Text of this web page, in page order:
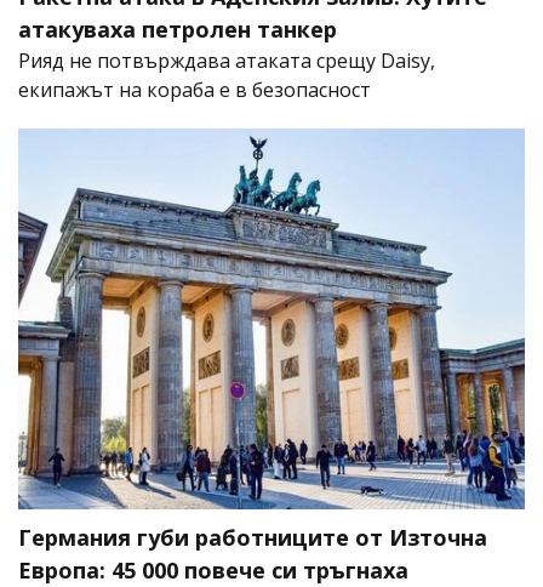
атакуваха петролен танкер
Рияд не потвърждава атаката срещу Daisy,
екипажът на кораба е в безопасност
Германия губи работниците от Източна
Европа: 45 000 повече си тръгнаха